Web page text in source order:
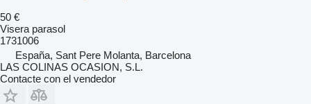
50 €
Visera parasol
1731006
España, Sant Pere Molanta, Barcelona
LAS COLINAS OCASION, S.L.
Contacte con el vendedor